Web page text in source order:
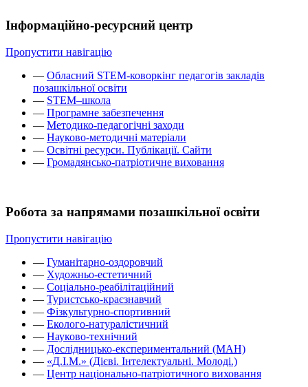
Інформаційно-ресурсний центр
Пропустити навігацію
— Обласний STEM-коворкінг педагогів закладів
позашкільної освіти
— STEM–школа
— Програмне забезпечення
— Методико-педагогічні заходи
— Науково-методичні матеріали
— Освітні ресурси. Публікації. Сайти
— Громадянсько-патріотичне виховання
Робота за напрямами позашкільної освіти
Пропустити навігацію
— Гуманітарно-оздоровчий
— Художньо-естетичний
— Соціально-реабілітаційний
— Туристсько-краєзнавчий
— Фізкультурно-спортивний
— Еколого-натуралістичний
— Науково-технічний
— Дослідницько-експериментальний (МАН)
— «Д.І.М.» (Дієві. Інтелектуальні. Молоді.)
— Центр національно-патріотичного виховання